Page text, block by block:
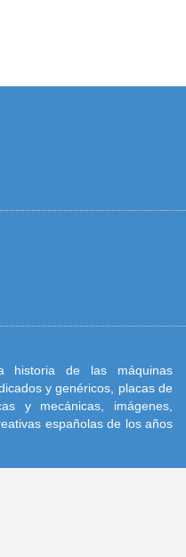
historia de las máquinas
y genéricos, placas de
y mecánicas, imágenes,
españolas de los años